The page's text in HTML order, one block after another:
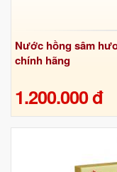
Nước hồng sâm
chính hãng
1.200.000 đ